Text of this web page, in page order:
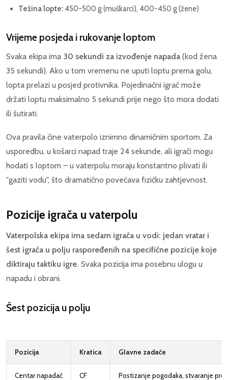
Težina lopte: 450-500 g (muškarci), 400-450 g (žene)
Vrijeme posjeda i rukovanje loptom
Svaka ekipa ima 30 sekundi za izvođenje napada (kod žena
35 sekundi). Ako u tom vremenu ne uputi loptu prema golu,
lopta prelazi u posjed protivnika. Pojedinačni igrač može
držati loptu maksimalno 5 sekundi prije nego što mora dodati
ili šutirati.
Ova pravila čine vaterpolo iznimno dinamičnim sportom. Za
usporedbu, u košarci napad traje 24 sekunde, ali igrači mogu
hodati s loptom – u vaterpolu moraju konstantno plivati ili
"gaziti vodu", što dramatično povećava fizičku zahtjevnost.
Pozicije igrača u vaterpolu
Vaterpolska ekipa ima sedam igrača u vodi: jedan vratar i
šest igrača u polju raspoređenih na specifične pozicije koje
diktiraju taktiku igre. Svaka pozicija ima posebnu ulogu u
napadu i obrani.
Šest pozicija u polju
Pozicija Kratica Glavne zadaće
Centar napadač CF Postizanje pogodaka, stvaranje